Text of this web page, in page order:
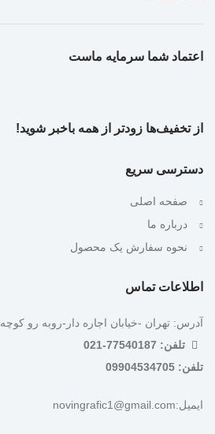
اعتماد شما سرمایه ماست
از تخفیف‌ها زودتر از همه باخبر شوید!
دسترسی سریع
صفحه اصلی
درباره ما
نحوه سفارش یک محصول
اطلاعات تماس
آدرس: تهران -خیابان اجاره دار-روبه رو کوچه 48 ام-شرکت نوین گرافیک
تلفن: 77540187-021
تلفن: 09904534705
ایمیل:novingrafic1@gmail.com